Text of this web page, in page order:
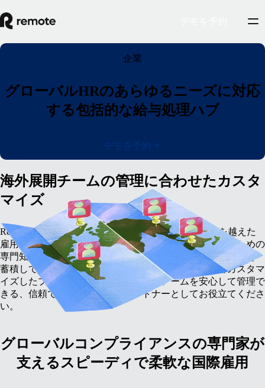
企業
グローバルHRのあらゆるニーズに対応
する包括的な給与処理ハブ
デモを予約
海外展開チームの管理に合わせたカスタ
マイズ
Remoteのグローバル雇用プラットフォームは、国境を越えた
雇用、国際的な給与処理、税務管理の複雑さを解決するための
専門知識を備えています。Remoteは社内に豊富な専門知識を
蓄積しているため、企業のビジネスニーズに合わせてカスタマ
イズしたプランを作成できます。国際チームを安心して管理で
きる、信頼できるグローバルパートナーとしてお役立てくださ
い。
グローバルコンプライアンスの専門家が
支えるスピーディで柔軟な国際雇用